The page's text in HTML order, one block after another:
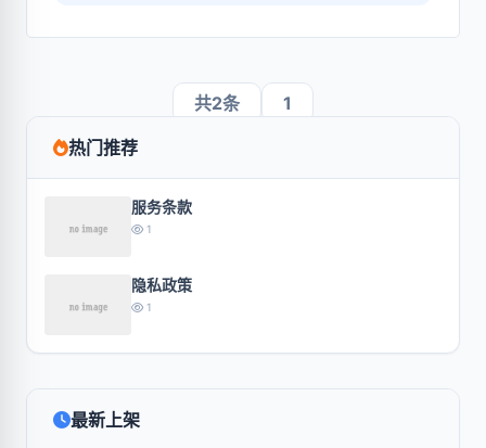
共2条 1
热门推荐
服务条款
1
隐私政策
1
最新上架